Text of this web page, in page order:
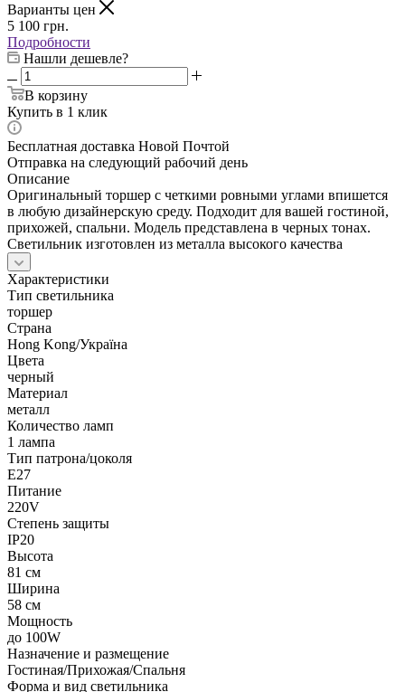
Варианты цен
5 100 грн.
Подробности
Нашли дешевле?
В корзину
Купить в 1 клик
Бесплатная доставка Новой Почтой
Отправка на следующий рабочий день
Описание
Оригинальный торшер с четкими ровными углами впишется
в любую дизайнерскую среду. Подходит для вашей гостиной,
прихожей, спальни. Модель представлена в черных тонах.
Светильник изготовлен из металла высокого качества
Характеристики
Тип светильника
торшер
Страна
Hong Kong/Україна
Цвета
черный
Материал
металл
Количество ламп
1 лампа
Тип патрона/цоколя
E27
Питание
220V
Степень защиты
IP20
Высота
81 см
Ширина
58 см
Мощность
до 100W
Назначение и размещение
Гостиная/Прихожая/Спальня
Форма и вид светильника